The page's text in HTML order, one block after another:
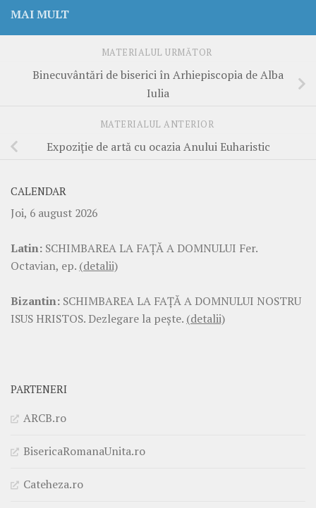
MAI MULT
MATERIALUL URMĂTOR
Binecuvântări de biserici în Arhiepiscopia de Alba
Iulia
MATERIALUL ANTERIOR
Expoziţie de artă cu ocazia Anului Euharistic
CALENDAR
Joi, 6 august 2026
Latin: SCHIMBAREA LA FAŢĂ A DOMNULUI Fer.
Octavian, ep. (detalii)
Bizantin: SCHIMBAREA LA FAŢĂ A DOMNULUI NOSTRU
ISUS HRISTOS. Dezlegare la pește. (detalii)
PARTENERI
ARCB.ro
BisericaRomanaUnita.ro
Cateheza.ro